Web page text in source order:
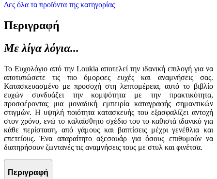
Δες όλα τα προϊόντα της κατηγορίας
Περιγραφή
Με λίγα λόγια...
Το Ευχολόγιο από την Loukia αποτελεί την ιδανική επιλογή για να
αποτυπώσετε τις πιο όμορφες ευχές και αναμνήσεις σας.
Κατασκευασμένο με προσοχή στη λεπτομέρεια, αυτό το βιβλίο
ευχών συνδυάζει την κομψότητα με την πρακτικότητα,
προσφέροντας μια μοναδική εμπειρία καταγραφής σημαντικών
στιγμών. Η υψηλή ποιότητα κατασκευής του εξασφαλίζει αντοχή
στον χρόνο, ενώ το καλαίσθητο σχέδιο του το καθιστά ιδανικό για
κάθε περίσταση, από γάμους και βαπτίσεις μέχρι γενέθλια και
επετείους. Ένα απαραίτητο αξεσουάρ για όσους επιθυμούν να
διατηρήσουν ζωντανές τις αναμνήσεις τους με στυλ και φινέτσα.
Περιγραφή